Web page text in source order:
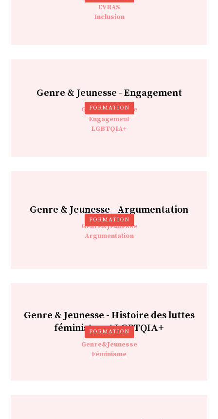
EVRAS
Inclusion
FORMATION
Genre & Jeunesse - Engagement
Genre&Jeunesse
Engagement
LGBTQIA+
FORMATION
Genre & Jeunesse - Argumentation
Genre&Jeunesse
Argumentation
FORMATION
Genre & Jeunesse - Histoire des luttes
féministes et LGBTQIA+
Genre&Jeunesse
Féminisme